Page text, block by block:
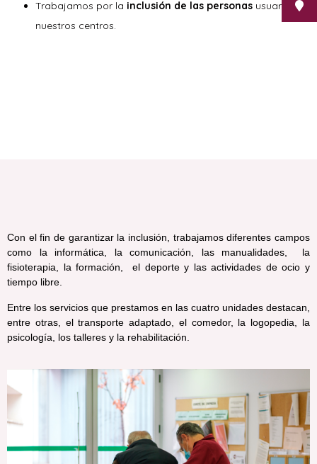
Trabajamos por la inclusión de las personas usuarias de
nuestros centros.
Con el fin de garantizar la inclusión, trabajamos diferentes campos
como la informática, la comunicación, las manualidades, la
fisioterapia, la formación, el deporte y las actividades de ocio y
tiempo libre.
Entre los servicios que prestamos en las cuatro unidades destacan,
entre otras, el transporte adaptado, el comedor, la logopedia, la
psicología, los talleres y la rehabilitación.